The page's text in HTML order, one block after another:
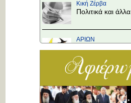
Κική Ζέρβα
Πολιτικά και άλλα
ΑΡΙΩΝ
Τρέλας
Επισημάνσεις
στους κόμβους!